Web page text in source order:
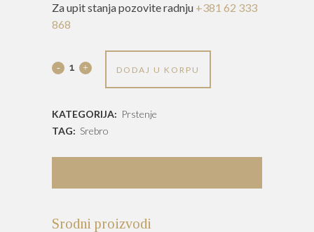
Za upit stanja pozovite radnju +381 62 333
868
Prsten
P
DODAJ U KORPU
KATEGORIJA: Prstenje
TAG: Srebro
Srodni proizvodi